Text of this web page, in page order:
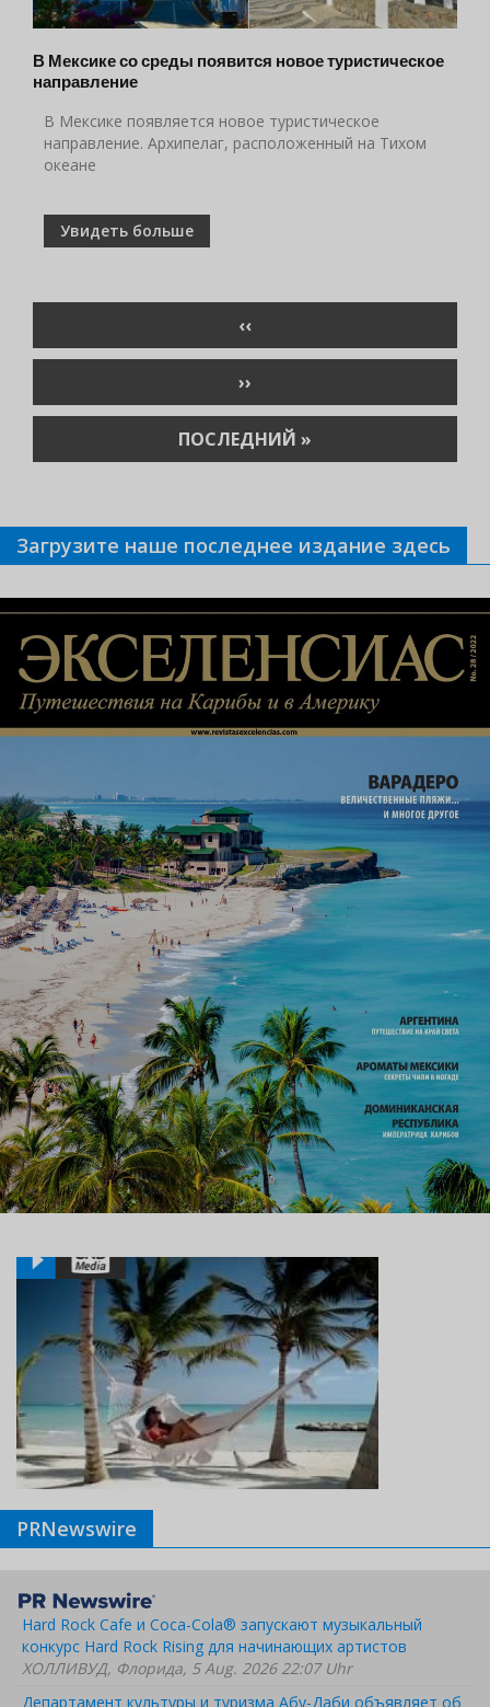
В Мексике со среды появится новое туристическое
направление
В Мексике появляется новое туристическое
направление. Архипелаг, расположенный на Тихом
океане
Увидеть больше
ПРЕДЫДУЩАЯ
СТРАНИЦА
‹‹
СЛЕДУЮЩАЯ
СТРАНИЦА
››
ПОСЛЕДНЯЯ
СТРАНИЦА
ПОСЛЕДНИЙ »
Загрузите наше последнее издание здесь
PRNewswire
Hard Rock Cafe и Coca-Cola® запускают музыкальный
конкурс Hard Rock Rising для начинающих артистов
ХОЛЛИВУД, Флорида, 5 Aug. 2026 22:07 Uhr
Департамент культуры и туризма Абу-Даби объявляет об